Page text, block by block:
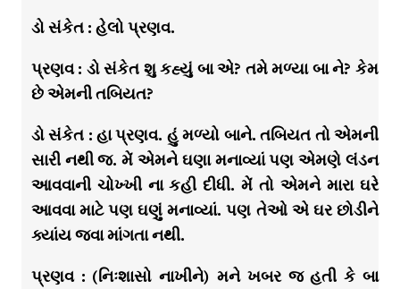
ડો સંકેત : હેલો પ્રણવ.
પ્રણવ : ડો સંકેત શુ કહ્યું બા એ? તમે મળ્યા બા ને? કેમ
છે એમની તબિયત?
ડો સંકેત : હા પ્રણવ. હું મળ્યો બાને. તબિયત તો એમની
સારી નથી જ. મેં એમને ઘણા મનાવ્યાં પણ એમણે લંડન
આવવાની ચોખ્ખી ના કહી દીધી. મેં તો એમને મારા ઘરે
આવવા માટે પણ ઘણું મનાવ્યાં. પણ તેઓ એ ઘર છોડીને
ક્યાંય જવા માંગતા નથી.
પ્રણવ : (નિઃશાસો નાખીને) મને ખબર જ હતી કે બા